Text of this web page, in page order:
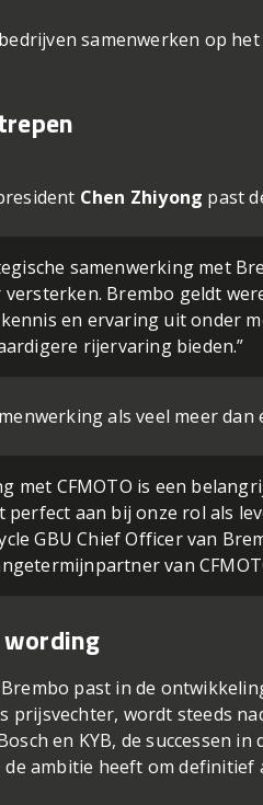
samenwerken op
Chen Zhiyong past
samenwerking met
Brembo geldt
en ervaring uit onder
rijervaring bieden.”
als veel meer
met CFMOTO is een
aan bij onze rol als
GBU Chief Officer van
van
past in de
prijsvechter, wordt steeds
en KYB, de successen
de ambitie heeft om